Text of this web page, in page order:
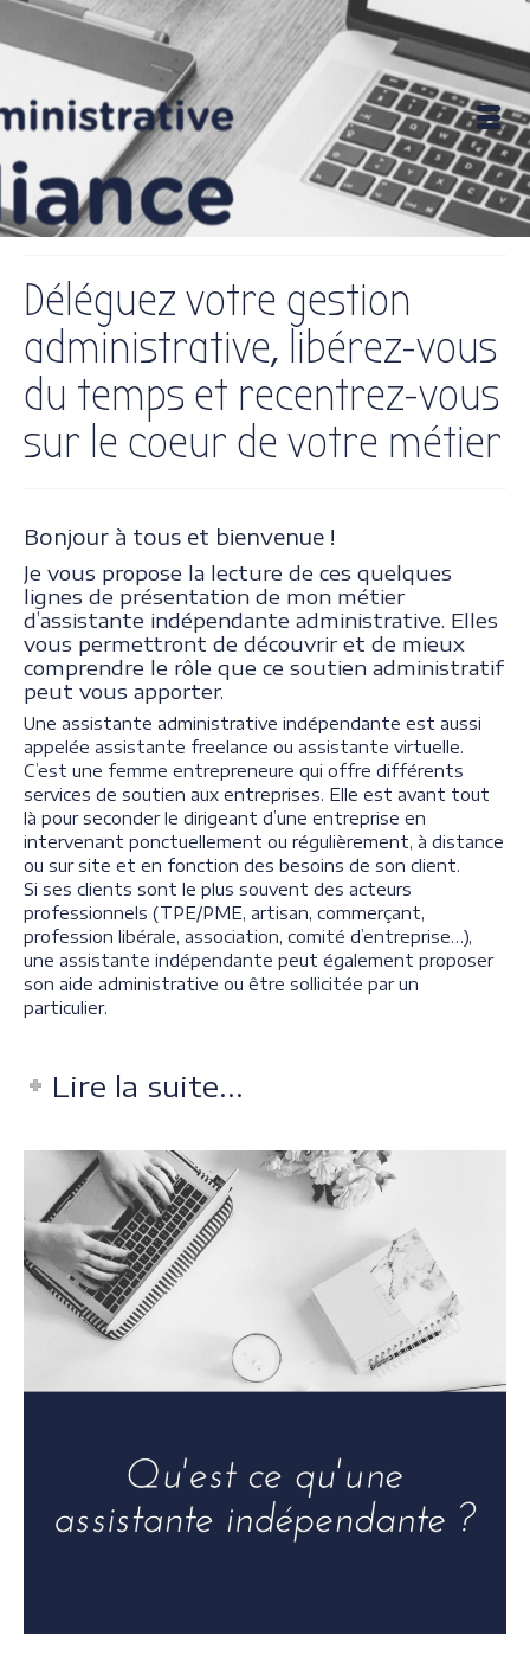
Déléguez votre gestion
administrative, libérez-vous
du temps et recentrez-vous
sur le coeur de votre métier
Bonjour à tous et bienvenue !
Je vous propose la lecture de ces quelques
lignes de présentation de mon métier
d’assistante indépendante administrative. Elles
vous permettront de découvrir et de mieux
comprendre le rôle que ce soutien administratif
peut vous apporter.
Une assistante administrative indépendante est aussi
appelée assistante freelance ou assistante virtuelle.
C’est une femme entrepreneure qui offre différents
services de soutien aux entreprises. Elle est avant tout
là pour seconder le dirigeant d’une entreprise en
intervenant ponctuellement ou régulièrement, à distance
ou sur site et en fonction des besoins de son client.
Si ses clients sont le plus souvent des acteurs
professionnels (TPE/PME, artisan, commerçant,
profession libérale, association, comité d’entreprise…),
une assistante indépendante peut également proposer
son aide administrative ou être sollicitée par un
particulier.
Lire la suite...